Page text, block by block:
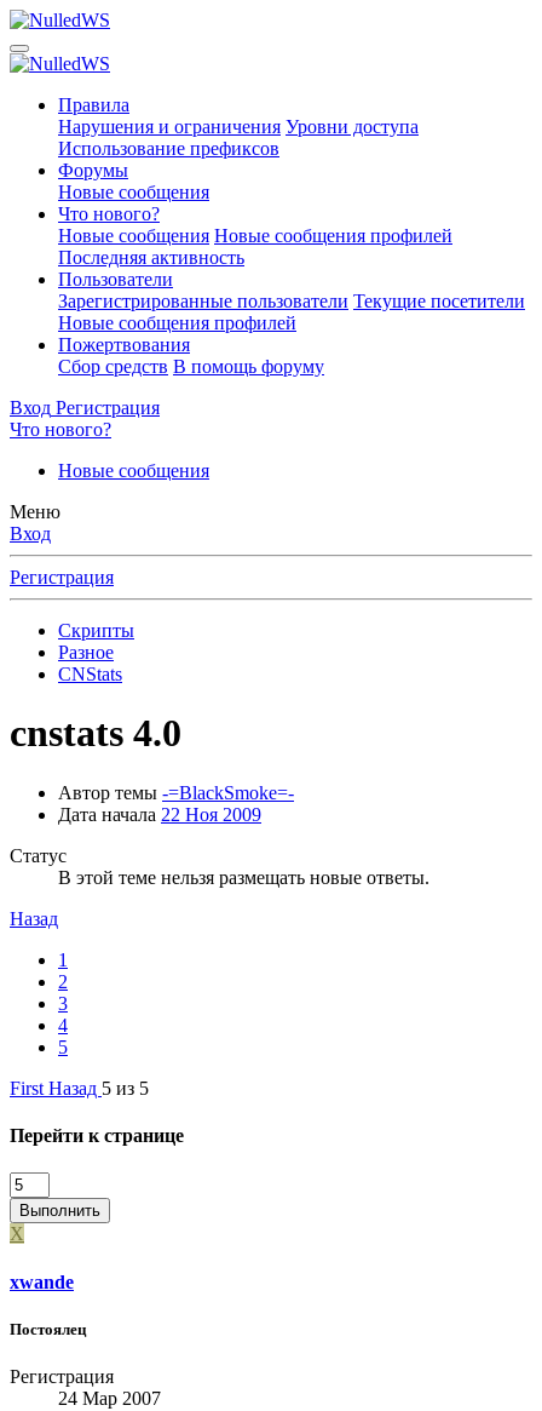
Правила
Нарушения и ограничения Уровни доступа
Использование префиксов
Форумы
Новые сообщения
Что нового?
Новые сообщения Новые сообщения профилей
Последняя активность
Пользователи
Зарегистрированные пользователи Текущие посетители
Новые сообщения профилей
Пожертвования
Сбор средств В помощь форуму
Вход Регистрация
Что нового?
Новые сообщения
Меню
Вход
Регистрация
Скрипты
Разное
CNStats
cnstats 4.0
Автор темы -=BlackSmoke=-
Дата начала 22 Ноя 2009
Статус
В этой теме нельзя размещать новые ответы.
Назад
1
2
3
4
5
First Назад 5 из 5
Перейти к странице
Выполнить
X
xwande
Постоялец
Регистрация
24 Мар 2007